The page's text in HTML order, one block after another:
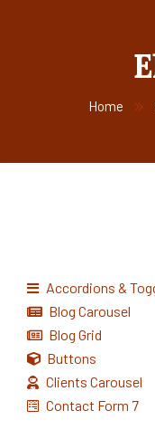
Home
Accordions &
Blog Carousel
Blog Grid
Buttons
Clients Carousel
Contact Form 7